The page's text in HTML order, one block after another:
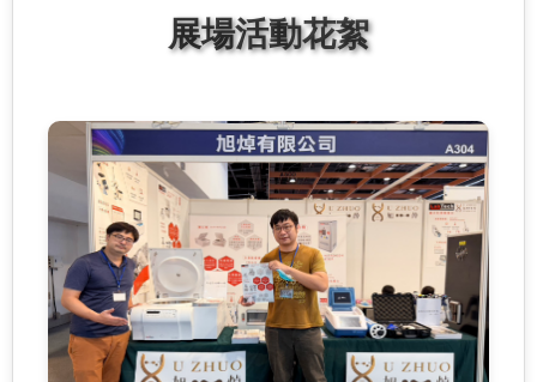
展場活動花絮